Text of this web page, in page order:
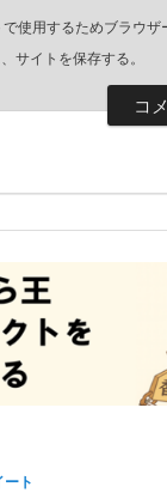
使用するためブラウザ
サイトを保存する。
ト